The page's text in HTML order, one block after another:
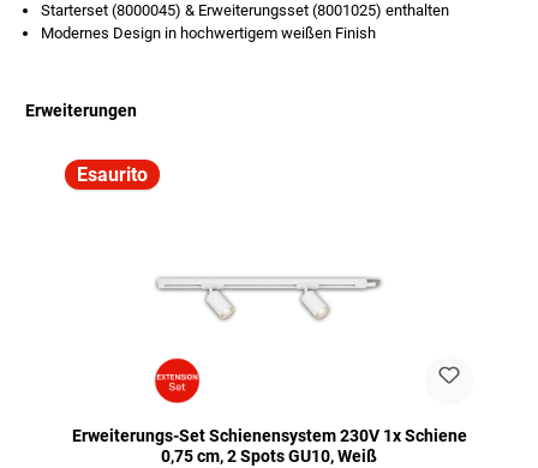
Starterset (8000045) & Erweiterungsset (8001025) enthalten
Modernes Design in hochwertigem weißen Finish
Erweiterungen
Esaurito
Erweiterungs-Set Schienensystem 230V 1x Schiene
0,75 cm, 2 Spots GU10, Weiß